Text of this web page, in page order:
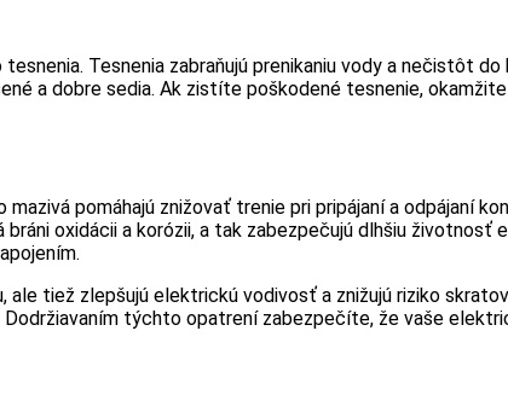
Tesnenia zabraňujú prenikaniu vody a nečistôt
a dobre sedia. Ak zistíte poškodené tesnenie,
pomáhajú znižovať trenie pri pripájaní a odpájaní
oxidácii a korózii, a tak zabezpečujú dlhšiu životnosť
ale tiež zlepšujú elektrickú vodivosť a znižujú riziko
týchto opatrení zabezpečíte, že vaše